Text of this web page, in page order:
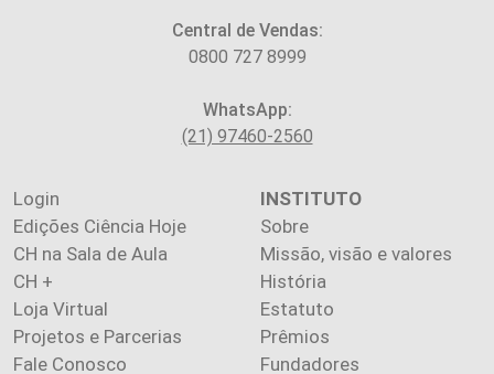
Central de Vendas:
0800 727 8999
WhatsApp:
(21) 97460-2560
Login
Edições Ciência Hoje
CH na Sala de Aula
CH +
Loja Virtual
Projetos e Parcerias
Fale Conosco
INSTITUTO
Sobre
Missão, visão e valores
História
Estatuto
Prêmios
Fundadores